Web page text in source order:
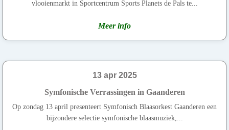
vlooienmarkt in Sportcentrum Sports Planets de Pals te...
Meer info
13 apr 2025
Symfonische Verrassingen in Gaanderen
Op zondag 13 april presenteert Symfonisch Blaasorkest Gaanderen een
bijzondere selectie symfonische blaasmuziek,...